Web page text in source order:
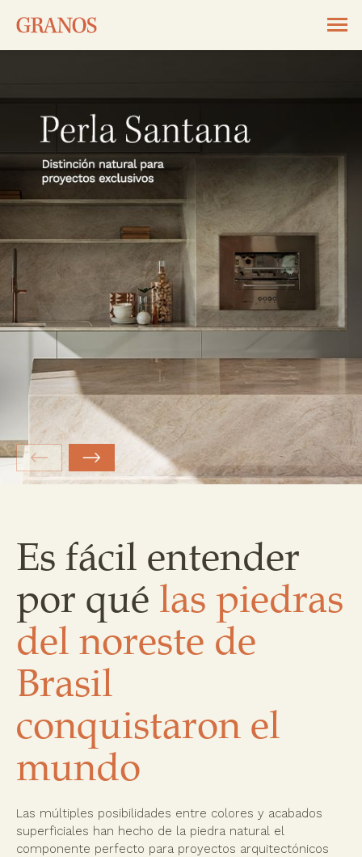
Es fácil entender
por qué las piedras
del noreste de
Brasil
conquistaron el
mundo
Las múltiples posibilidades entre colores y acabados
superficiales han hecho de la piedra natural el
componente perfecto para proyectos arquitectónicos